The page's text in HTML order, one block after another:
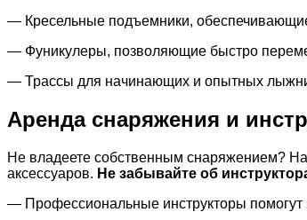
— Кресельные подъемники,
— Фуникулеры, позволяющие быстро
— Трассы для начинающих и опытных
Аренда снаряжения и
Не владеете собственным снаряжением?
аксессуаров. Не забывайте об
— Профессиональные инструкторы помогут